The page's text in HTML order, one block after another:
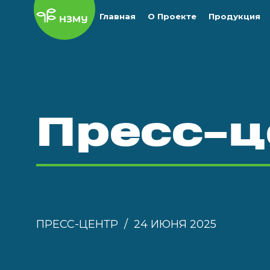
Главная О Проекте Продукция
Пресс-
ПРЕСС-ЦЕНТР 24 ИЮНЯ 2025